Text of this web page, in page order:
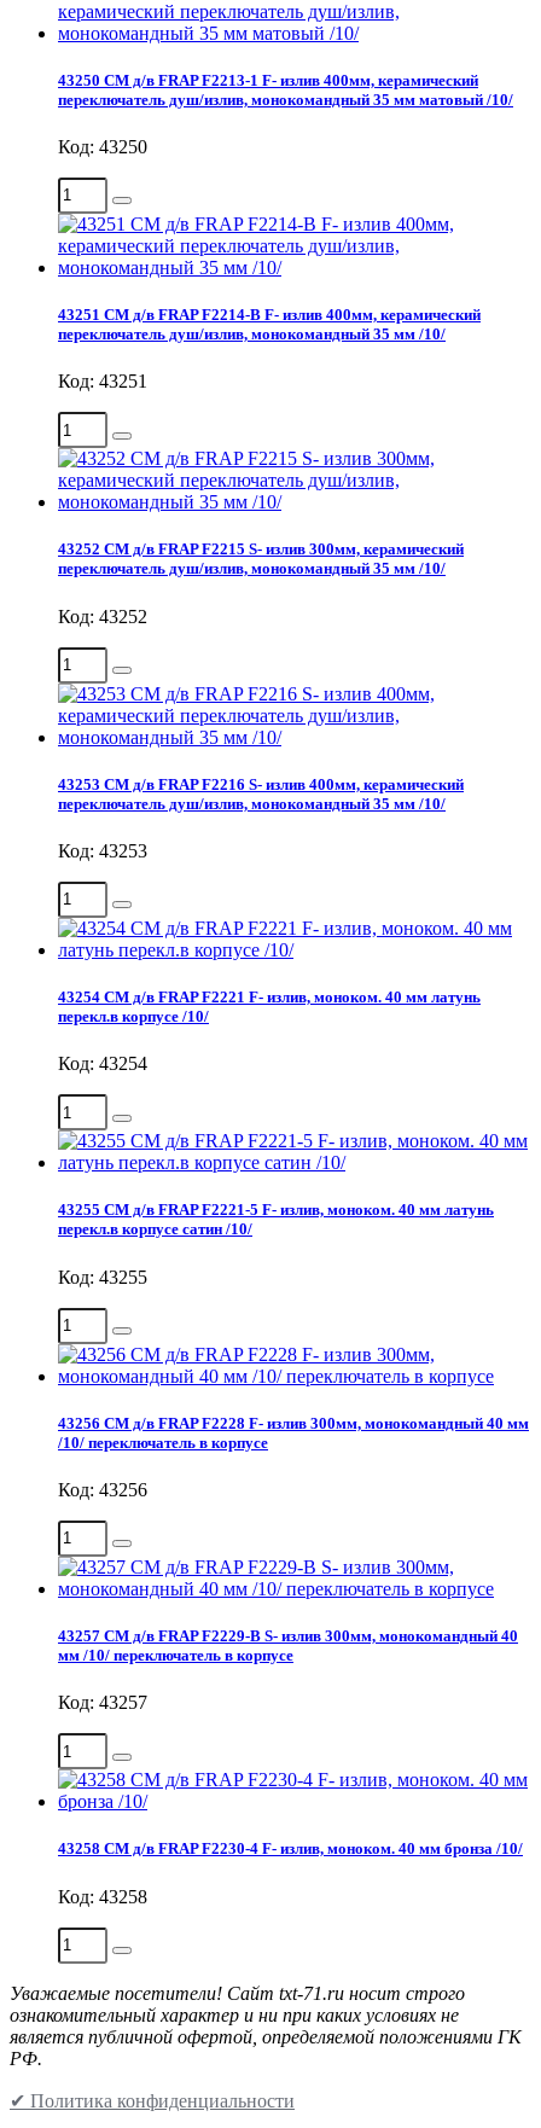
43250 СМ д/в FRAP F2213-1 F- излив 400мм, керамический
переключатель душ/излив, монокомандный 35 мм матовый /10/
Код: 43250
43251 СМ д/в FRAP F2214-B F- излив 400мм, керамический
переключатель душ/излив, монокомандный 35 мм /10/
Код: 43251
43252 СМ д/в FRAP F2215 S- излив 300мм, керамический
переключатель душ/излив, монокомандный 35 мм /10/
Код: 43252
43253 СМ д/в FRAP F2216 S- излив 400мм, керамический
переключатель душ/излив, монокомандный 35 мм /10/
Код: 43253
43254 СМ д/в FRAP F2221 F- излив, моноком. 40 мм латунь
перекл.в корпусе /10/
Код: 43254
43255 СМ д/в FRAP F2221-5 F- излив, моноком. 40 мм латунь
перекл.в корпусе сатин /10/
Код: 43255
43256 СМ д/в FRAP F2228 F- излив 300мм, монокомандный 40 мм
/10/ переключатель в корпусе
Код: 43256
43257 СМ д/в FRAP F2229-В S- излив 300мм, монокомандный 40
мм /10/ переключатель в корпусе
Код: 43257
43258 СМ д/в FRAP F2230-4 F- излив, моноком. 40 мм бронза /10/
Код: 43258
Уважаемые посетители! Сайт txt-71.ru носит строго
ознакомительный характер и ни при каких условиях не
является публичной офертой, определяемой положениями ГК
РФ.
✔ Политика конфиденциальности